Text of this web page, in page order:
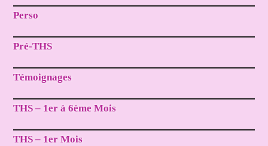
Perso
Pré-THS
Témoignages
THS – 1er à 6ème Mois
THS – 1er Mois